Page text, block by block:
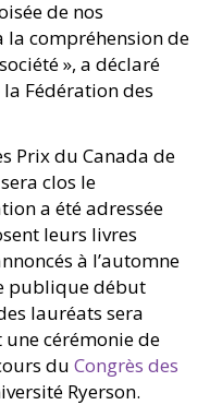
de nos
la compréhension de
», a déclaré
Fédération des
Prix du Canada de
clos le
a été adressée
leurs livres
à l’automne
publique début
lauréats sera
cérémonie de
du Congrès des
Ryerson.